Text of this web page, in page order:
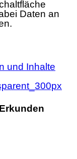
Daten an
und Inhalte